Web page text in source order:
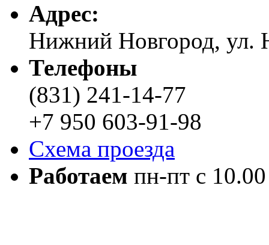
Адреc:
Нижний Новгород, ул.
Телефоны
(831) 241-14-77
+7 950 603-91-98
Схема проезда
Работаем пн-пт с